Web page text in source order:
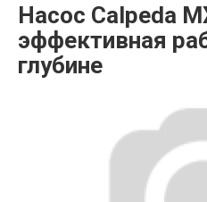
Насос Calpeda
эффективная
глубине